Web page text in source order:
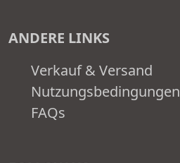
ANDERE LINKS
Verkauf & Versand
Nutzungsbedingungen
FAQs